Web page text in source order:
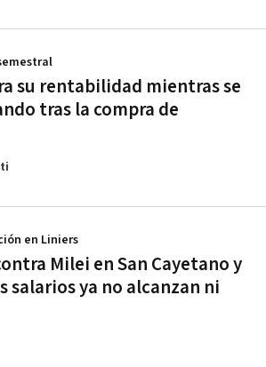
su rentabilidad mientras se
tras la compra de
Milei en San Cayetano y
salarios ya no alcanzan ni
en Liniers